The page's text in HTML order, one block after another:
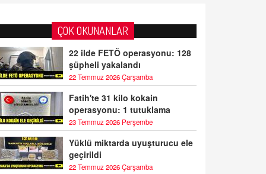
ÇOK OKUNANLAR
22 ilde FETÖ operasyonu: 128
şüpheli yakalandı
22 Temmuz 2026 Çarşamba
Fatih'te 31 kilo kokain
operasyonu: 1 tutuklama
23 Temmuz 2026 Perşembe
Yüklü miktarda uyuşturucu ele
geçirildi
22 Temmuz 2026 Çarşamba